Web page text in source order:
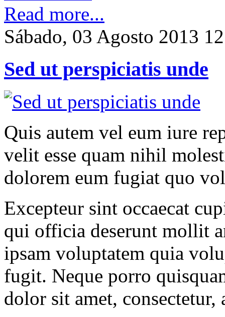
Read more...
Sábado, 03 Agosto 2013
Sed ut perspiciatis unde
Quis autem vel eum iure
velit esse quam nihil
dolorem eum fugiat quo
Excepteur sint occaecat
qui officia deserunt mollit
ipsam voluptatem quia
fugit. Neque porro
dolor sit amet,